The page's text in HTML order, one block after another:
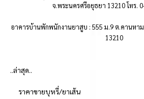
จ.พระนครศรีอยุธยา 13210 โทร.
อาคารบ้านพักพนักงานยาสูบ : 555 ม.9 ต.คานหา
13210
..ล่าสุด..
ราคาขายบุหรี่/ยาเส้น